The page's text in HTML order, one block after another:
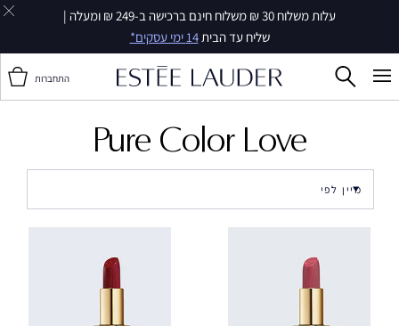
עלות משלוח 30 ₪ משלוח חינם ברכישה ב-249 ₪ ומעלה |
שליח עד הבית14 ימי עסקים*
התחברות
Pure Color Love